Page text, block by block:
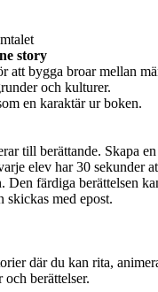
story
att bygga broar mellan
och kulturer.
en karaktär ur boken.
till berättande. Skapa en
elev har 30 sekunder
Den färdiga berättelsen
skickas med epost.
där du kan rita,
och berättelser.